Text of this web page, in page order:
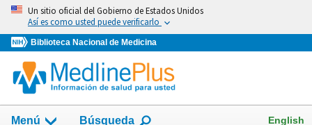
Omita
vaya
al
Contenido
Un sitio oficial del Gobierno de Estados Unidos
Así es como usted puede verificarlo
Biblioteca Nacional de Medicina
Menú
Mostrar
Búsqueda English